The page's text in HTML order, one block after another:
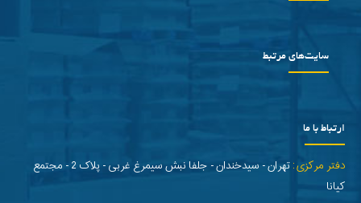
سایت‌های مرتبط
ارتباط با ما
دفتر مرکزی:
تهران - سیدخندان - جلفا نبش سیمرغ غربی - پلاک 2 - مجتمع
کیانا